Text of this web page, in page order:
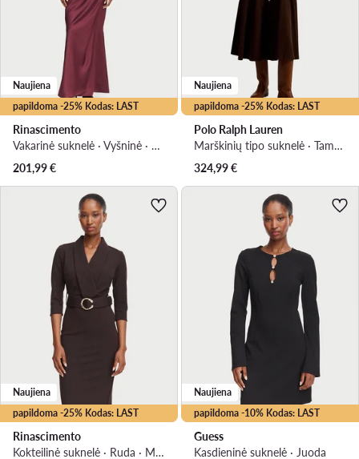
papildoma -25% Kodas: LAST
Naujiena
Rinascimento
Vakarinė suknelė · Vyšninė · Maksi
201,99€
papildoma -25% Kodas: LAST
Naujiena
Polo Ralph Lauren
Marškinių tipo suknelė · Tamsiai ruda · Midi
324,99€
papildoma -25% Kodas: LAST
Naujiena
Rinascimento
Kokteilinė suknelė · Ruda · Midi
papildoma -10% Kodas: LAST
Naujiena
Guess
Kasdieninė suknelė · Juoda